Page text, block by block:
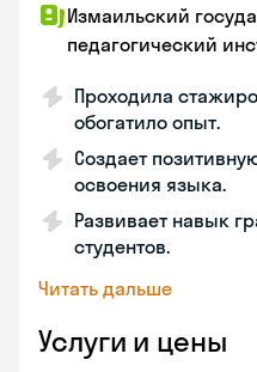
Измаильский
педагогический
Проходила
обогатило опыт.
Создает
освоения языка.
Развивает навык
студентов.
Читать дальше
Услуги и цены